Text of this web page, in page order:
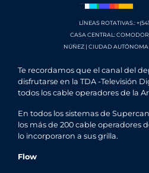
LÍNEAS ROTATIVAS.:
CASA CENTRAL:
NÚÑEZ | CIUDAD
Te recordamos que el canal del
disfrutarse en la TDA -Televisión
todos los cable operadores de la
En todos los sistemas de
los más de 200 cable operadores
lo incorporaron a sus grilla.
Flow